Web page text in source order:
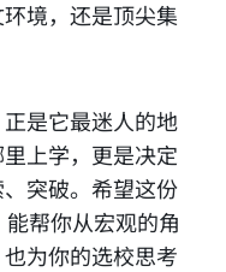
境，还是顶尖集
是它最迷人的地
上学，更是决定
突破。希望这份
能帮你从宏观的角
为你的选校思考